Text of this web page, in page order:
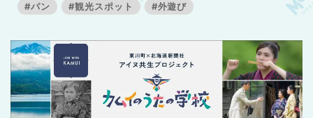
#パン
#観光スポット #外遊び